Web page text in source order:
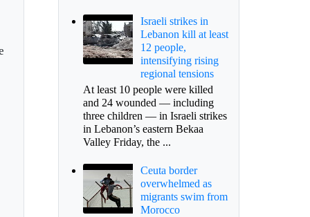
Israeli strikes in
Lebanon kill at least
12 people,
intensifying rising
regional tensions
At least 10 people were killed
and 24 wounded — including
three children — in Israeli strikes
in Lebanon’s eastern Bekaa
Valley Friday, the ...
Ceuta border
overwhelmed as
migrants swim from
Morocco